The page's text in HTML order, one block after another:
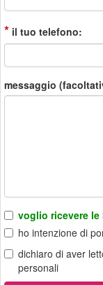
* il tuo telefono:
messaggio
voglio ricevere le
ho intenzione di
dichiaro di aver
personali